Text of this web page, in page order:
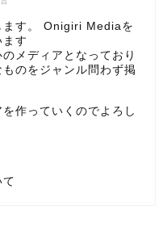
ます。 Onigiri Mediaを
す
メディアとなっており
のをジャンル問わず掲
作っていくのでよろし